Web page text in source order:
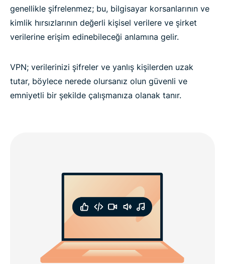
genellikle şifrelenmez; bu, bilgisayar korsanlarının ve
kimlik hırsızlarının değerli kişisel verilere ve şirket
verilerine erişim edinebileceği anlamına gelir.
VPN; verilerinizi şifreler ve yanlış kişilerden uzak
tutar, böylece nerede olursanız olun güvenli ve
emniyetli bir şekilde çalışmanıza olanak tanır.